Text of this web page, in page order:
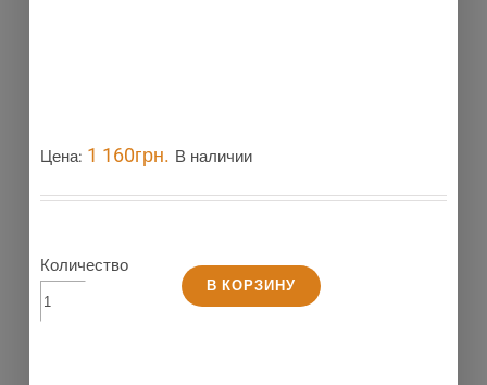
Цена: 1 160грн. В наличии
Количество
В КОРЗИНУ